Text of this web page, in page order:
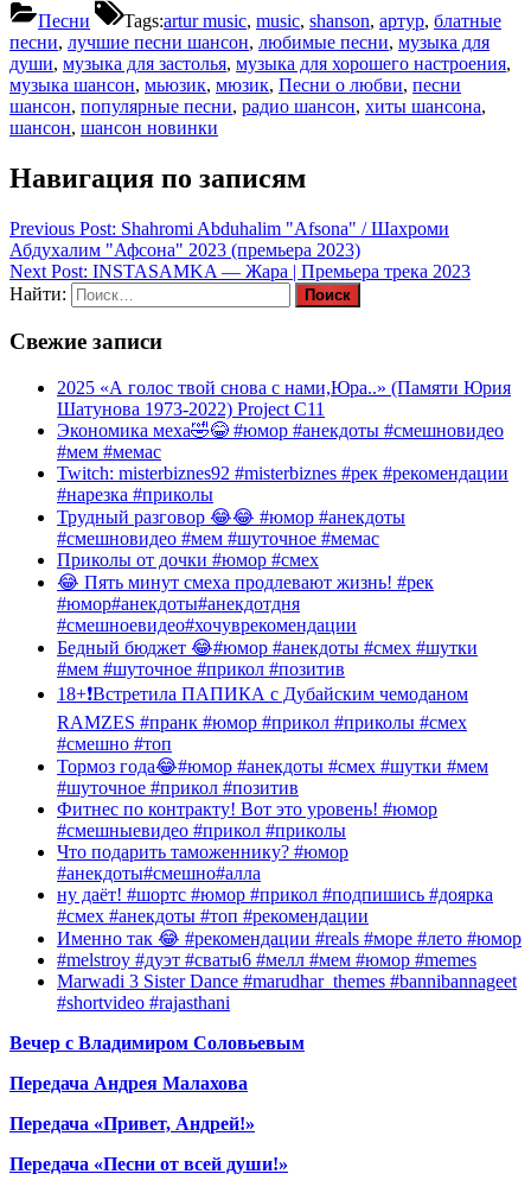
Песни Tags:artur music, music, shanson, артур, блатные
песни, лучшие песни шансон, любимые песни, музыка для
души, музыка для застолья, музыка для хорошего настроения,
музыка шансон, мьюзик, мюзик, Песни о любви, песни
шансон, популярные песни, радио шансон, хиты шансона,
шансон, шансон новинки
Навигация по записям
Previous Post: Shahromi Abduhalim "Afsona" / Шахроми
Абдухалим "Афсона" 2023 (премьера 2023)
Next Post: INSTASAMKA — Жара | Премьера трека 2023
Найти:
Свежие записи
2025 «А голос твой снова с нами,Юра..» (Памяти Юрия
Шатунова 1973-2022) Project C11
Экономика меха🤣😂 #юмор #анекдоты #смешновидео
#мем #мемас
Twitch: misterbiznes92 #misterbiznes #рек #рекомендации
#нарезка #приколы
Трудный разговор 😂😂 #юмор #анекдоты
#смешновидео #мем #шуточное #мемас
Приколы от дочки #юмор #смех
😂 Пять минут смеха продлевают жизнь! #рек
#юмор#анекдоты#анекдотдня
#смешноевидео#хочуврекомендации
Бедный бюджет 😂#юмор #анекдоты #смех #шутки
#мем #шуточное #прикол #позитив
18+❗️Встретила ПАПИКА с Дубайским чемоданом
RAMZES #пранк #юмор #прикол #приколы #смех
#смешно #топ
Тормоз года😂#юмор #анекдоты #смех #шутки #мем
#шуточное #прикол #позитив
Фитнес по контракту! Вот это уровень! #юмор
#смешныевидео #прикол #приколы
Что подарить таможеннику? #юмор
#анекдоты#смешно#алла
ну даёт! #шортс #юмор #прикол #подпишись #доярка
#смех #анекдоты #топ #рекомендации
Именно так 😂 #рекомендации #reals #море #лето #юмор
#melstroy #дуэт #сваты6 #мелл #мем #юмор #memes
Marwadi 3 Sister Dance #marudhar_themes #bannibannageet
#shortvideo #rajasthani
Вечер с Владимиром Соловьевым
Передача Андрея Малахова
Передача «Привет, Андрей!»
Передача «Песни от всей души!»